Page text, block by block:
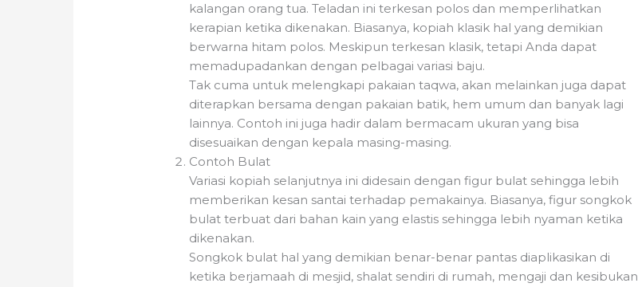
kalangan orang tua. Teladan ini terkesan polos dan memperlihatkan
kerapian ketika dikenakan. Biasanya, kopiah klasik hal yang demikian
berwarna hitam polos. Meskipun terkesan klasik, tetapi Anda dapat
memadupadankan dengan pelbagai variasi baju.
Tak cuma untuk melengkapi pakaian taqwa, akan melainkan juga dapat
diterapkan bersama dengan pakaian batik, hem umum dan banyak lagi
lainnya. Contoh ini juga hadir dalam bermacam ukuran yang bisa
disesuaikan dengan kepala masing-masing.
Contoh Bulat
Variasi kopiah selanjutnya ini didesain dengan figur bulat sehingga lebih
memberikan kesan santai terhadap pemakainya. Biasanya, figur songkok
bulat terbuat dari bahan kain yang elastis sehingga lebih nyaman ketika
dikenakan.
Songkok bulat hal yang demikian benar-benar pantas diaplikasikan di
ketika berjamaah di mesjid, shalat sendiri di rumah, mengaji dan kesibukan